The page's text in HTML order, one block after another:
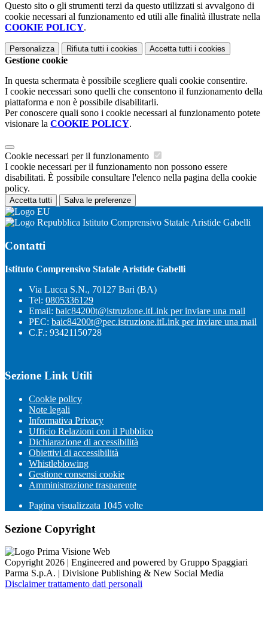
Questo sito o gli strumenti terzi da questo utilizzati si avvalgono di
cookie necessari al funzionamento ed utili alle finalità illustrate nella
COOKIE POLICY.
Personalizza Rifiuta tutti i cookies Accetta tutti i cookies
Gestione cookie
In questa schermata è possibile scegliere quali cookie consentire.
I cookie necessari sono quelli che consentono il funzionamento della
piattaforma e non è possibile disabilitarli.
Per conoscere quali sono i cookie necessari al funzionamento potete
visionare la COOKIE POLICY.
Cookie necessari per il funzionamento
I cookie necessari per il funzionamento non possono essere
disabilitati. È possibile consultare l'elenco nella pagina della cookie
policy.
Accetta tutti Salva le preferenze
Istituto Comprensivo Statale Aristide Gabelli
Contatti
Istituto Comprensivo Statale Aristide Gabelli
Via Lucca S.N., 70127 Bari (BA)
Tel: 0805336129
Email: baic84200t@istruzione.itLink per inviare una mail
PEC: baic84200t@pec.istruzione.itLink per inviare una mail
C.F.: 93421150728
Sezione Link Utili
Cookie policy
Note legali
Informativa Privacy
Ufficio Relazioni con il Pubblico
Dichiarazione di accessibilità
Obiettivi di accessibilità
Whistleblowing
Gestione consensi cookie
Amministrazione trasparente
Pagina visualizzata 1045 volte
Sezione Copyright
Copyright 2026 | Engineered and powered by Gruppo Spaggiari
Parma S.p.A. | Divisione Publishing & New Social Media
Disclaimer trattamento dati personali